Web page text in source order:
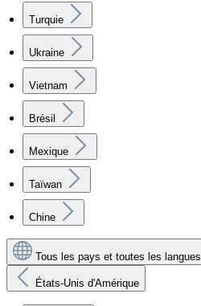
Turquie
Ukraine
Vietnam
Brésil
Mexique
Taïwan
Chine
Tous les pays et toutes les langues
États-Unis d'Amérique